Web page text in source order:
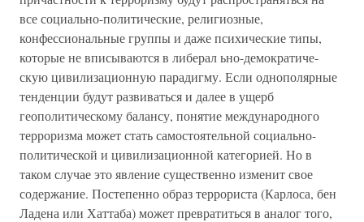
все социально-политические, религиозные,
конфессиональные группы и даже психические типы,
которые не вписываются в либерал ьно-демократиче-
скую цивилизационную парадигму. Если однополярные
тенденции будут развиваться и далее в ущерб
геополитическому балансу, понятие международного
терроризма может стать самостоятельной социально-
политической и цивилизационной категорией. Но в
таком случае это явление существенно изменит свое
содержание. Постепенно образ террориста (Карлоса, бен
Ладена или Хаттаба) может превратиться в аналог того,